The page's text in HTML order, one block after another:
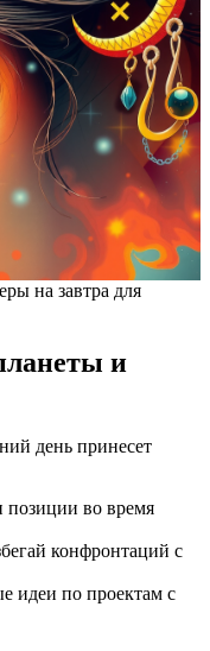
на завтра для
и
день принесет
во время
конфронтаций с
идеи по проектам с